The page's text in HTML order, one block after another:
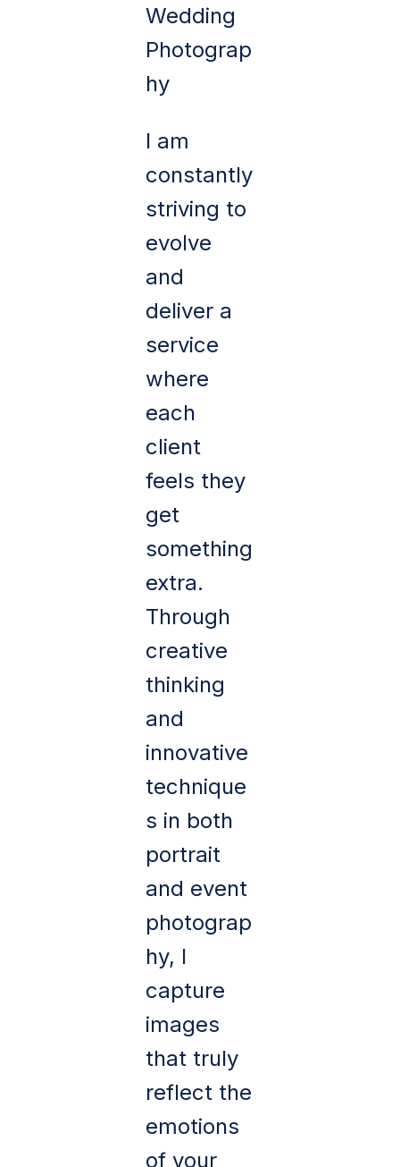
Wedding
Photograp
hy
I am
constantly
striving to
evolve
and
deliver a
service
where
each
client
feels they
get
something
extra.
Through
creative
thinking
and
innovative
technique
s in both
portrait
and event
photograp
hy, I
capture
images
that truly
reflect the
emotions
of your